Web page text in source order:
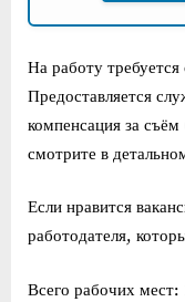
На работу
Предоставляется
компенсация за
смотрите в
Если нравится
работодателя,
Всего рабочих мест: